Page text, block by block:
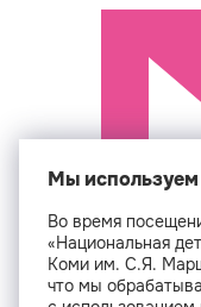
Мы
Во время
«Национальная
Коми им. С.Я.
что мы